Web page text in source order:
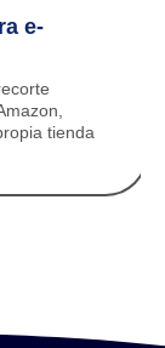
e-
tienda